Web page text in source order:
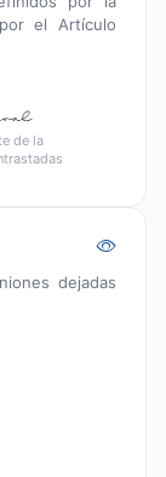
el Artículo
de la
dejadas